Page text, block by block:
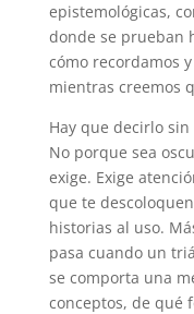
epistemológicas,
donde se prueban
cómo recordamos
mientras creemos
Hay que decirlo
No porque sea
exige. Exige
que te
historias al uso.
pasa cuando un
se comporta una
conceptos, de qué